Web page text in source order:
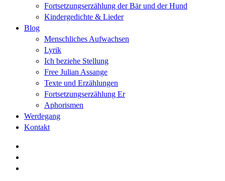
Fortsetzungserzählung der Bär und der Hund
Kindergedichte & Lieder
Blog
Menschliches Aufwachsen
Lyrik
Ich beziehe Stellung
Free Julian Assange
Texte und Erzählungen
Fortsetzungserzählung Er
Aphorismen
Werdegang
Kontakt